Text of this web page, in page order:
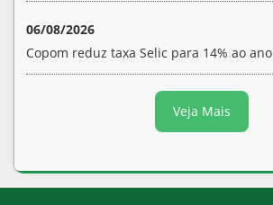
06/08/2026
Copom reduz taxa Selic para 14% ao ano
Veja Mais